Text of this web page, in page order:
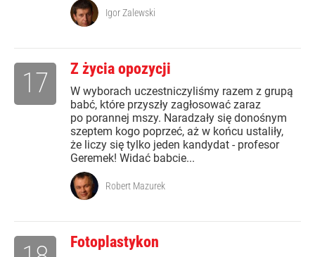
Igor Zalewski
Z życia opozycji
W wyborach uczestniczyliśmy razem z grupą
babć, które przyszły zagłosować zaraz
po porannej mszy. Naradzały się donośnym
szeptem kogo poprzeć, aż w końcu ustaliły,
że liczy się tylko jeden kandydat - profesor
Geremek! Widać babcie...
17
Robert Mazurek
Fotoplastykon